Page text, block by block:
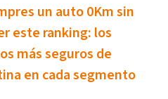
un auto 0Km sin
este ranking: los
más seguros de
en cada segmento